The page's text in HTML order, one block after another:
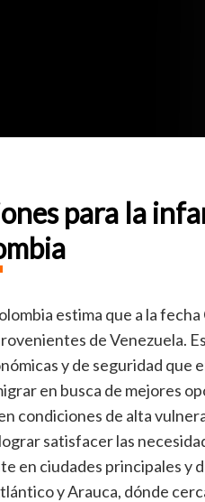
para la
estima que a la
de Venezuela.
y de seguridad que
en busca de mejores
condiciones de alta
satisfacer las
en ciudades principales
y Arauca, dónde